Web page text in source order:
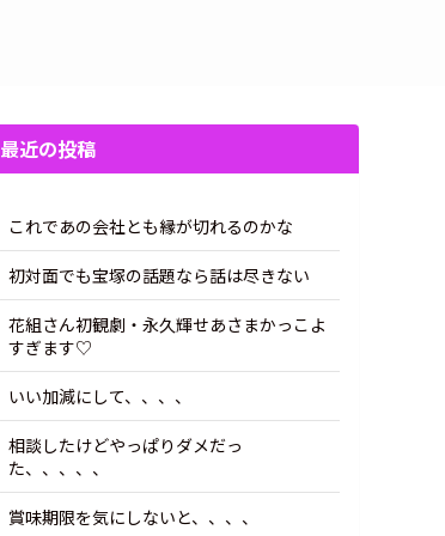
最近の投稿
これであの会社とも縁が切れるのかな
初対面でも宝塚の話題なら話は尽きない
花組さん初観劇・永久輝せあさまかっこよ
すぎます♡
いい加減にして、、、、
相談したけどやっぱりダメだっ
た、、、、、
賞味期限を気にしないと、、、、